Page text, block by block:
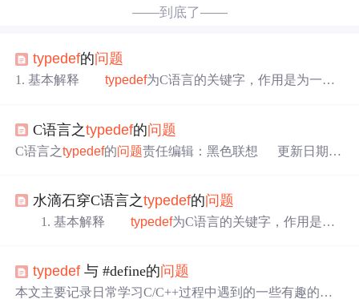
——到底了——
typedef的问题
1. 基本解释typedef为C语言的关键字，作用是为一种
在编程中使用typedef目的一般有两个，一个是给变量一个
易记且意义明确的新名字，另一个是简化一些比较复杂的
C语言之typedef的问题
C语言之typedef的问题责任编辑：黑色联想 更新日期：
据类型（int,char等）和自定义的数据类型（struct等）。在
编程中使用typedef
目的一般有两个，一个是给变量一个易
水滴石穿C语言之typedef的问题
1. 基本解释typedef为C语言的关键字，作用是为
在编程中使用typedef 目的一般有两个，一个是给变量
一个易记且意义明确的新名字，另一个是简化一些比较复
typedef 与 #define的问题
本文主要记录日常学习C/C++过程中遇到的一些有趣的知